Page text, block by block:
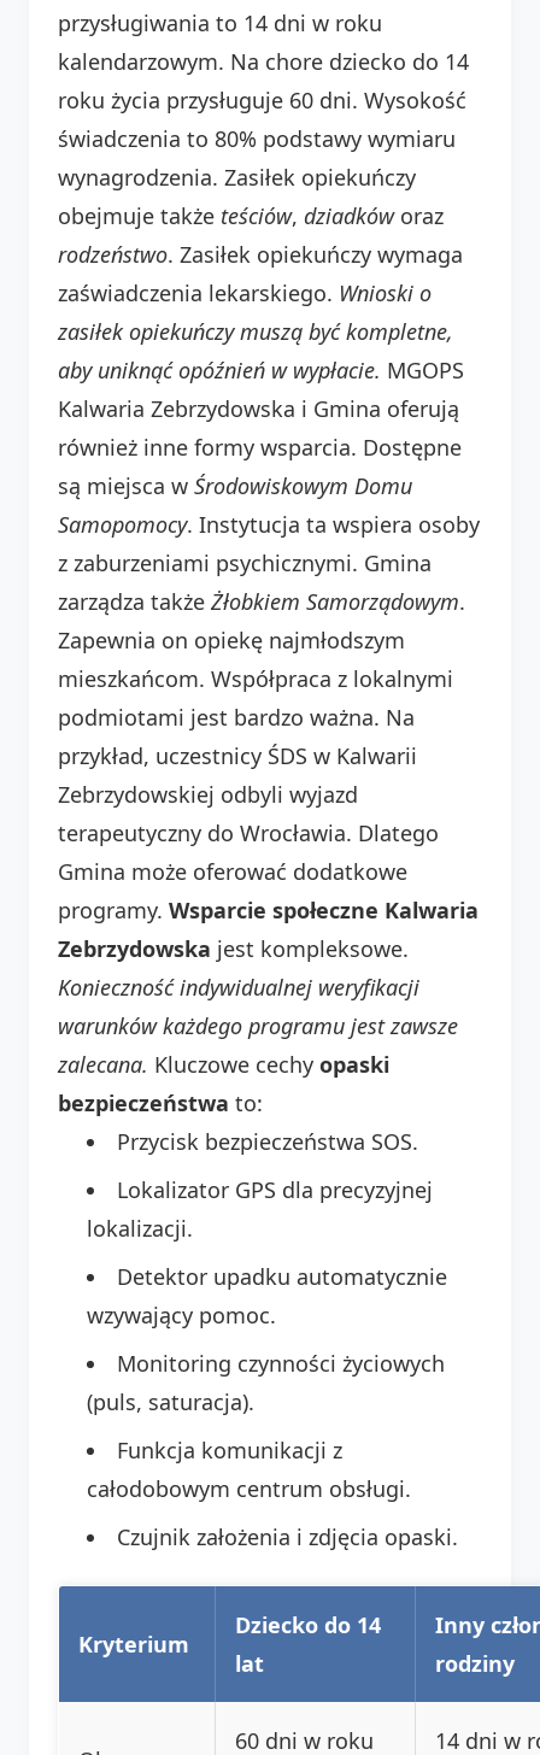
przysługiwania to 14 dni w roku
kalendarzowym. Na chore dziecko do 14
roku życia przysługuje 60 dni. Wysokość
świadczenia to 80% podstawy wymiaru
wynagrodzenia. Zasiłek opiekuńczy
obejmuje także teściów, dziadkóworaz
rodzeństwo. Zasiłek opiekuńczy wymaga
zaświadczenia lekarskiego. Wnioski o
zasiłek opiekuńczy muszą być kompletne,
aby uniknąć opóźnień w wypłacie. MGOPS
Kalwaria Zebrzydowska i Gmina oferują
również inne formy wsparcia. Dostępne
są miejsca w Środowiskowym Domu
Samopomocy. Instytucja ta wspiera osoby
z zaburzeniami psychicznymi. Gmina
zarządza także Żłobkiem Samorządowym.
Zapewnia on opiekę najmłodszym
mieszkańcom. Współpraca z lokalnymi
podmiotami jest bardzo ważna. Na
przykład, uczestnicy ŚDS w Kalwarii
Zebrzydowskiej odbyli wyjazd
terapeutyczny do Wrocławia. Dlatego
Gmina może oferować dodatkowe
programy. Wsparcie społeczne Kalwaria
Zebrzydowska jest kompleksowe.
Konieczność indywidualnej weryfikacji
warunków każdego programu jest zawsze
zalecana. Kluczowe cechy opaski
bezpieczeństwa to:
Przycisk bezpieczeństwa SOS.
Lokalizator GPS dla precyzyjnej
lokalizacji.
Detektor upadku automatycznie
wzywający pomoc.
Monitoring czynności życiowych
(puls, saturacja).
Funkcja komunikacji z
całodobowym centrum obsługi.
Czujnik założenia i zdjęcia opaski.
Kryterium
Dziecko do 14
lat
Inny
rodziny
60 dni w roku 14 dni w